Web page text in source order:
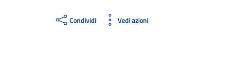
Condividi Vedi azioni